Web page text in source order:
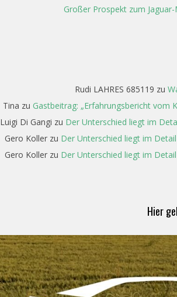
Großer Prospekt zum
Rudi LAHRES 685119 zu
Tina zu Gastbeitrag: „Erfahrungsbericht vom
Luigi Di Gangi zu Der Unterschied liegt im
Gero Kollerzu Der Unterschied liegt im
Gero Kollerzu Der Unterschied liegt im
Hier